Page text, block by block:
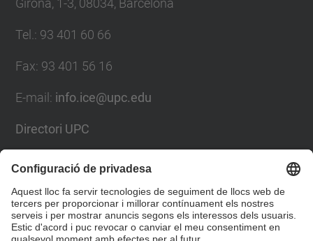
Girona, 1-3, 08034, Barcelona
Tel.: 93 401 60 66
Fax: 93 401 56 16
E-mail: info.ice@upc.edu
Directori UPC
Formulari de contacte
Llista Xarxes Socials